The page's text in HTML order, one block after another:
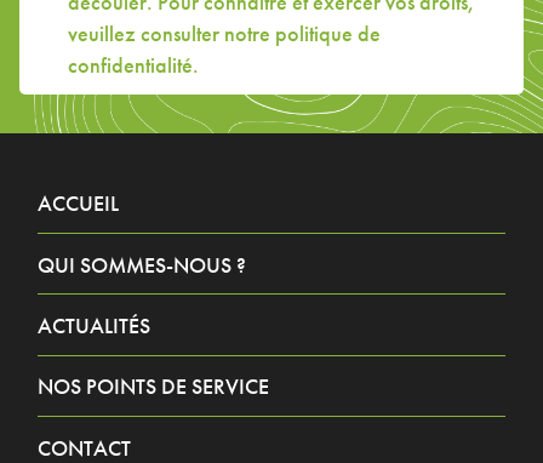
veuillez consulter notre politique de
confidentialité.
ACCUEIL
QUI SOMMES-NOUS ?
ACTUALITÉS
NOS POINTS DE SERVICE
CONTACT